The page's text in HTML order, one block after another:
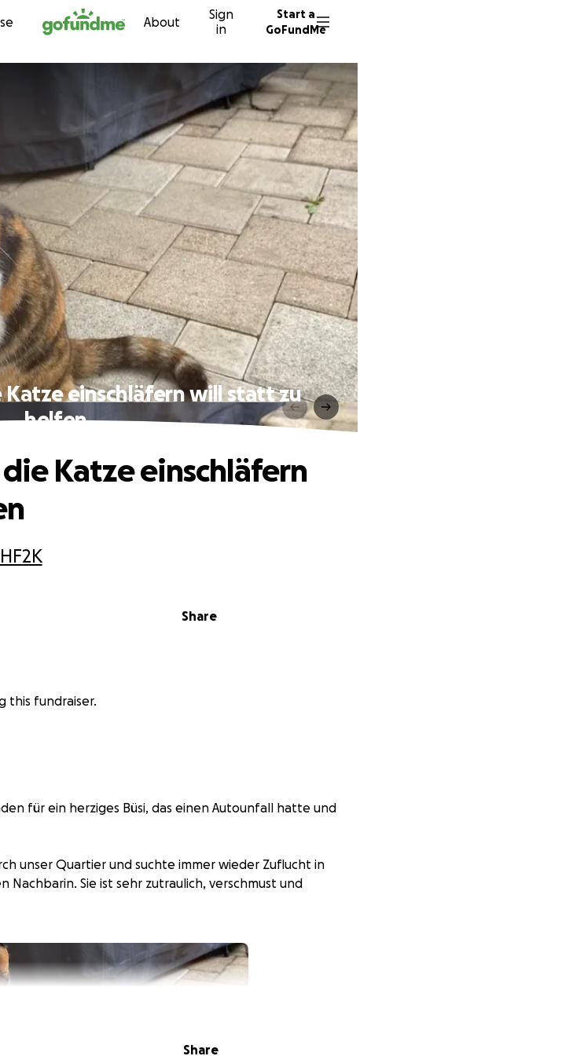
Skip to content About
Sign
in
Start a
GoFundMe
Katze einschläfern will statt zu
helfen
Share
Katze einschläfern
this fundraiser.
für ein herziges Büsi, das einen Autounfall hatte und
unser Quartier und suchte immer wieder Zuflucht in
Nachbarin. Sie ist sehr zutraulich, verschmust und
Share